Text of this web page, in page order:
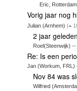
Eric,
Vorig jaar nog
Julian (Arnhem) (
2 jaar
Roel(Steenwijk)
Re: Is een
Jan (Workum, FRL)
Nov 84 was
Wilfried